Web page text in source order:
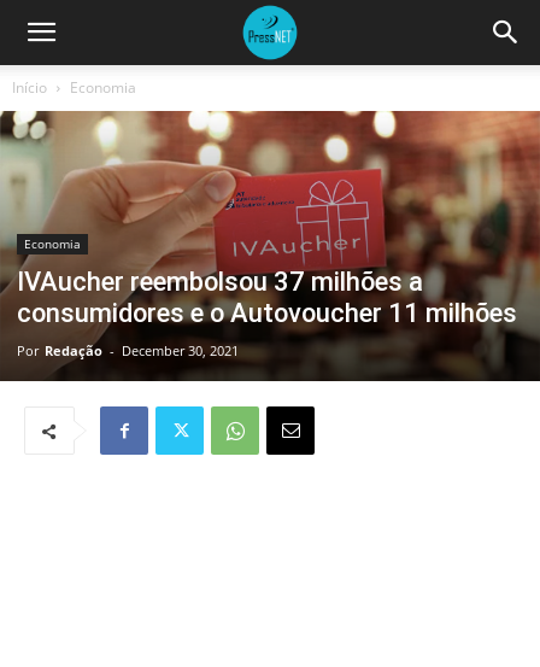
Início Economia
Economia
IVAucher reembolsou 37 milhões a
consumidores e o Autovoucher 11 milhões
Por Redação - December 30, 2021